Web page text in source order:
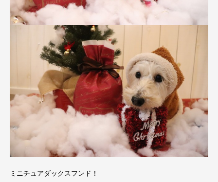
ミニチュアダックスフンド！